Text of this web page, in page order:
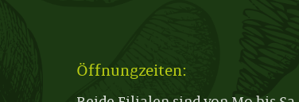
Öffnungzeiten: